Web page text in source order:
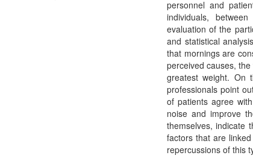
personnel and
individuals,
evaluation of the
and statistical
that mornings are
perceived causes,
greatest weight. On
professionals point
of patients agree
noise and improve
themselves, indicate
factors that are
repercussions of this